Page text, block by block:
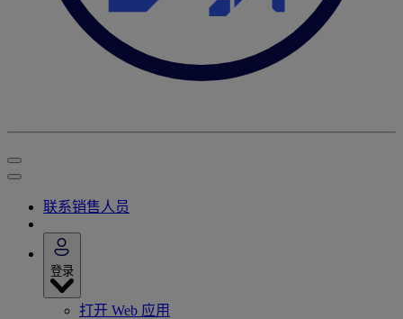
联系销售人员
登录
打开 Web 应用